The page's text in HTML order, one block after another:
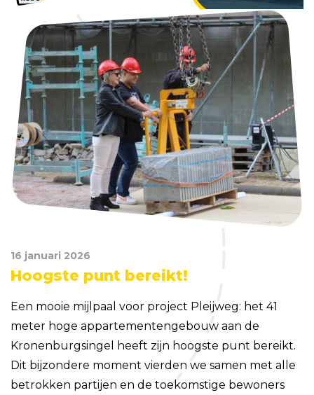
16 januari 2026
Hoogste punt bereikt!
Een mooie mijlpaal voor project Pleijweg: het 41
meter hoge appartementengebouw aan de
Kronenburgsingel heeft zijn hoogste punt bereikt.
Dit bijzondere moment vierden we samen met alle
betrokken partijen en de toekomstige bewoners